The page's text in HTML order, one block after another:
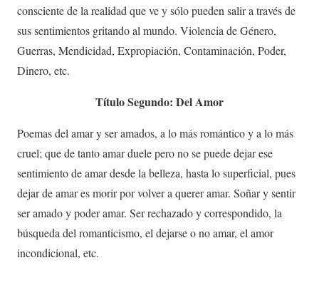
consciente de la realidad que ve y sólo pueden salir a través de
sus sentimientos gritando al mundo. Violencia de Género,
Guerras, Mendicidad, Expropiación, Contaminación, Poder,
Dinero, etc.
Título Segundo: Del Amor
Poemas del amar y ser amados, a lo más romántico y a lo más
cruel; que de tanto amar duele pero no se puede dejar ese
sentimiento de amar desde la belleza, hasta lo superficial, pues
dejar de amar es morir por volver a querer amar. Soñar y sentir
ser amado y poder amar. Ser rechazado y correspondido, la
búsqueda del romanticismo, el dejarse o no amar, el amor
incondicional, etc.